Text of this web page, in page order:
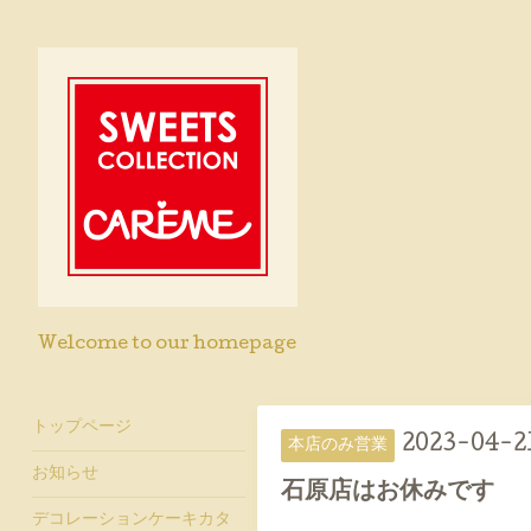
Welcome to our homepage
本店のみ営業 2023-04-
石原店はお休みです
トップページ
お知らせ
デコレーションケーキカタ